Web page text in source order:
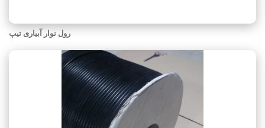
رول نوار آبیاری تیپ